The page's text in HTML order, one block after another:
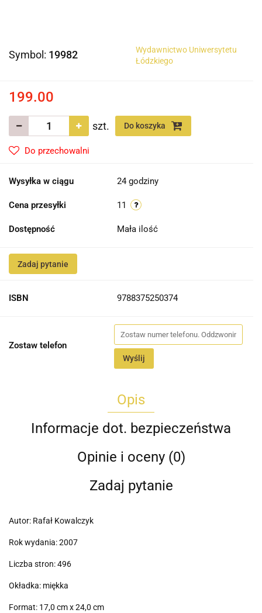
Symbol: 19982
Wydawnictwo Uniwersytetu
Łódzkiego
199.00
szt. Do koszyka
Do przechowalni
Wysyłka w ciągu 24 godziny
Cena przesyłki 11
Dostępność Mała ilość
Zadaj pytanie
ISBN 9788375250374
Zostaw telefon
Wyślij
Opis
Informacje dot. bezpieczeństwa
Opinie i oceny (0)
Zadaj pytanie
Autor: Rafał Kowalczyk
Rok wydania: 2007
Liczba stron: 496
Okładka: miękka
Format: 17,0 cm x 24,0 cm